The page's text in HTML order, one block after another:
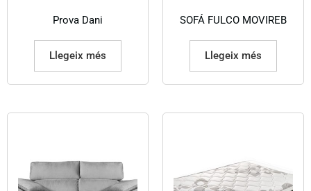
Prova Dani
Llegeix més
SOFÁ FULCO MOVIREB
Llegeix més